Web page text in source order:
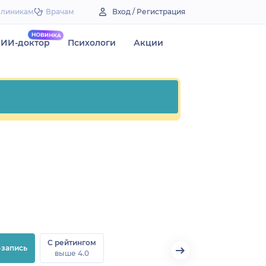
Врачам Вход / Регистрация
ИИ-доктор Психологи Акции
С рейтингом
выше 4.0